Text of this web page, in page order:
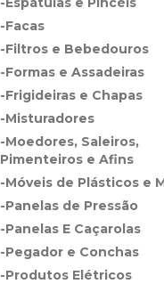
-Facas
-Filtros e Bebedouros
-Formas e Assadeiras
-Frigideiras e Chapas
-Misturadores
-Moedores, Saleiros,
Pimenteiros e Afins
-Móveis de Plásticos e
-Panelas de Pressão
-Panelas E Caçarolas
-Pegador e Conchas
-Produtos Elétricos